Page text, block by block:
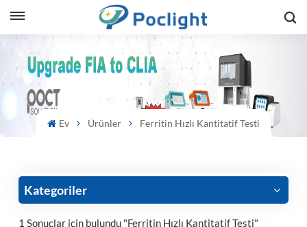
Ev Ürünler Ferritin Hızlı Kantitatif Testi
Kategoriler
1 Sonuçlar için bulundu "Ferritin Hızlı Kantitatif Testi"